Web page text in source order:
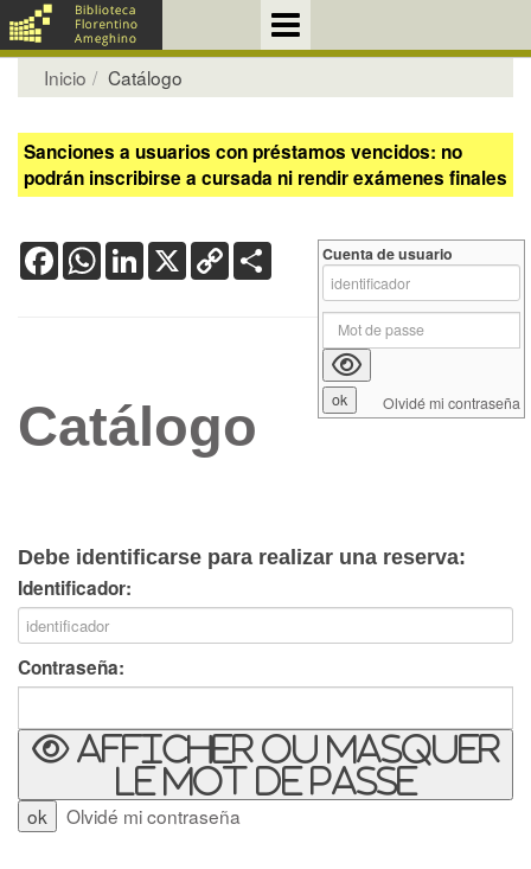
Inicio Catálogo
Sanciones a usuarios con préstamos vencidos: no
podrán inscribirse a cursada ni rendir exámenes finales
FacebookWhatsApp
LinkedIn
X Copy
Link
Catálogo
Debe identificarse para realizar una reserva:
Identificador:
Contraseña:
Afficher ou masquer
le mot de passe
Olvidé mi contraseña
Cuenta de usuario
Olvidé mi contraseña